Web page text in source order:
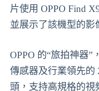
片使用 OPPO Find
並展示了該機型的影
OPPO 的“旅拍神器”
傳感器及行業領先的
頭，支持高規格的